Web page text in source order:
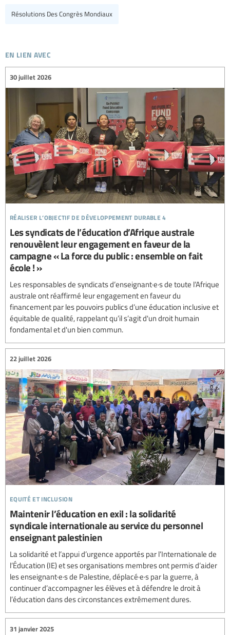
Résolutions Des Congrès Mondiaux
en lien avec
réaliser l’objectif de développement durable 4
30 juillet 2026
Les syndicats de l’éducation d’Afrique australe
renouvèlent leur engagement en faveur de la
campagne « La force du public : ensemble on fait
école ! »
Les responsables de syndicats d’enseignant·e·s de toute l’Afrique
australe ont réaffirmé leur engagement en faveur du
financement par les pouvoirs publics d’une éducation inclusive et
équitable de qualité, rappelant qu’il s’agit d'un droit humain
fondamental et d'un bien commun.
equité et inclusion
22 juillet 2026
Maintenir l’éducation en exil : la solidarité
syndicale internationale au service du personnel
enseignant palestinien
La solidarité et l’appui d’urgence apportés par l’Internationale de
l’Éducation (IE) et ses organisations membres ont permis d’aider
les enseignant·e·s de Palestine, déplacé·e·s par la guerre, à
continuer d’accompagner les élèves et à défendre le droit à
l’éducation dans des circonstances extrêmement dures.
31 janvier 2025